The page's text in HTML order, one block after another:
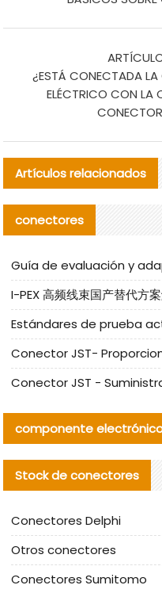
¿ESTÁ CONECTADA
ELÉCTRICO CON LA
Artículos relacionados
conectores
I-PEX 高频线束国产替代方
componente
Stock de conectores
Conectores Delphi
Otros conectores
Conectores Sumitomo